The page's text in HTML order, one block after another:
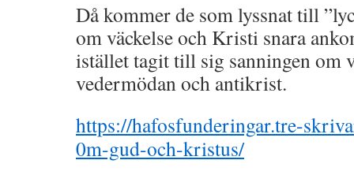
Då kommer de som lyssnat till
om väckelse och Kristi snara
istället tagit till sig sanningen om
vedermödan och antikrist.
https://hafosfunderingar.tre-
0m-gud-och-kristus/